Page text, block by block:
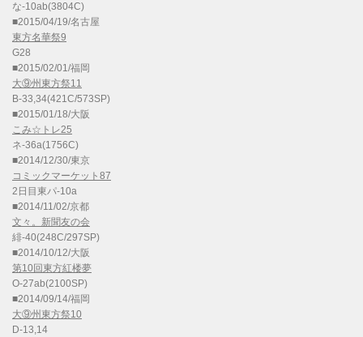
な-10ab(3804C)
■2015/04/19/名古屋
東方名華祭9
G28
■2015/02/01/福岡
大⑨州東方祭11
B-33,34(421C/573SP)
■2015/01/18/大阪
こみ☆トレ25
ネ-36a(1756C)
■2014/12/30/東京
コミックマーケット87
2日目東パ-10a
■2014/11/02/京都
文々。新聞友の会
緋-40(248C/297SP)
■2014/10/12/大阪
第10回東方紅楼夢
O-27ab(2100SP)
■2014/09/14/福岡
大⑨州東方祭10
D-13,14